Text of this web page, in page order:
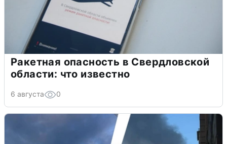
Ракетная опасность в Свердловской
области: что известно
6 августа 0